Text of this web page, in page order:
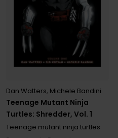
Teenage Mutant Ninja
Turtles: Shredder, Vol. 1
Dan Watters, Michele Bandini
Teenage mutant ninja turtles